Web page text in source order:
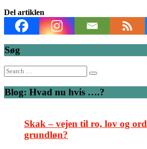
Del artiklen
Søg
Search
for:
Blog: Hvad nu hvis ….?
Skak – vejen til ro, lov og
grundløn?